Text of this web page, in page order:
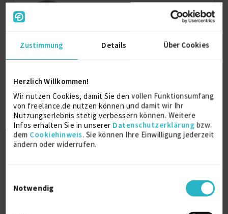
Zustimmung Details Über Cookies
Herzlich Willkommen!
Wir nutzen Cookies, damit Sie den vollen Funktionsumfang
von freelance.de nutzen können und damit wir Ihr
Nutzungserlebnis stetig verbessern können. Weitere
Infos erhalten Sie in unserer Datenschutzerklärung bzw.
dem Cookiehinweis. Sie können Ihre Einwilligung jederzeit
ändern oder widerrufen.
Notwendig
Prozessvalidierung
Verfügbarkeit einsehen
0
Referenzen
auf Anfrage
D-06847 Dessau-Roßlau